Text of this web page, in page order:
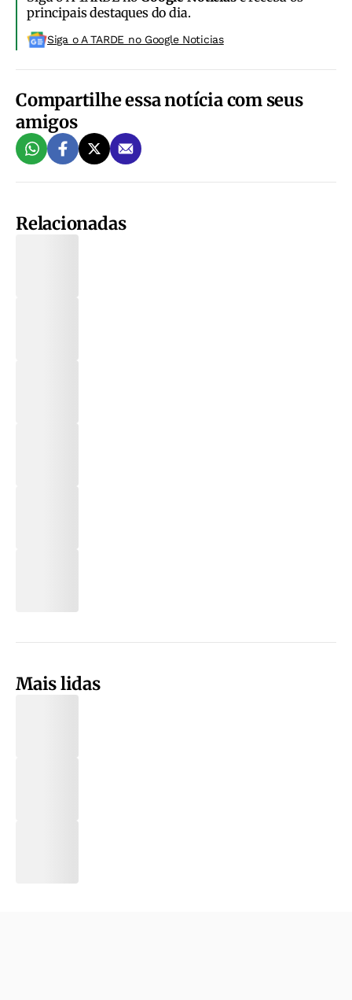
principais destaques do dia.
Siga o A TARDE no Google Noticias
Compartilhe essa notícia com seus
amigos
Relacionadas
Mais lidas